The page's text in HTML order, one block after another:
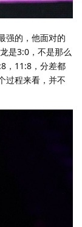
强的，他面对的
是3:0，不是那么
，11:8，分差都
过程来看，并不